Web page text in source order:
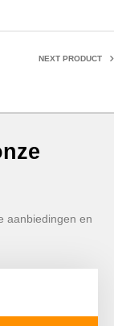
NEXT PRODUCT
aanbiedingen en